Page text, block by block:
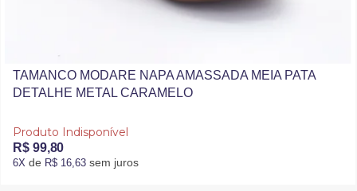
TAMANCO MODARE NAPA AMASSADA MEIA PATA
DETALHE METAL CARAMELO
Produto Indisponível
R$ 99,80
6X de R$ 16,63 sem juros